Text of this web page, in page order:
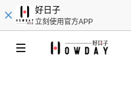
好日子
立刻使用官方APP